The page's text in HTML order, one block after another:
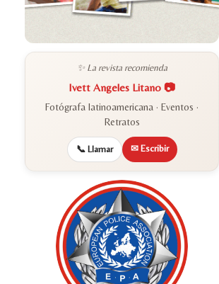
✨ La revista recomienda
Ivett Angeles Litano 📷
Fotógrafa latinoamericana · Eventos ·
Retratos
📞 Llamar ✉ Escribir